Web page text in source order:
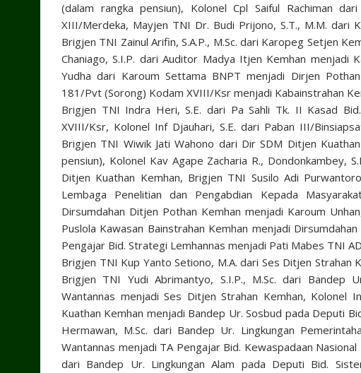
(dalam rangka pensiun), Kolonel Cpl Saiful Rachiman
XIII/Merdeka, Mayjen TNI Dr. Budi Prijono, S.T., M.M. dari
Brigjen TNI Zainul Arifin, S.A.P., M.Sc. dari Karopeg Setjen
Chaniago, S.I.P. dari Auditor Madya Itjen Kemhan
Yudha dari Karoum Settama BNPT menjadi Dirjen
181/Pvt (Sorong) Kodam XVIII/Ksr menjadi Kabainstrahan
Brigjen TNI Indra Heri, S.E. dari Pa Sahli Tk. II Kasad
XVIII/Ksr, Kolonel Inf Djauhari, S.E. dari Paban III/
Brigjen TNI Wiwik Jati Wahono dari Dir SDM Ditjen
pensiun), Kolonel Kav Agape Zacharia R., Dondonkambey,
Ditjen Kuathan Kemhan, Brigjen TNI Susilo Adi
Lembaga Penelitian dan Pengabdian Kepada
Dirsumdahan Ditjen Pothan Kemhan menjadi Karoum
Puslola Kawasan Bainstrahan Kemhan menjadi
Pengajar Bid. Strategi Lemhannas menjadi Pati Mabes TNI
Brigjen TNI Kup Yanto Setiono, M.A. dari Ses Ditjen Strahan
Brigjen TNI Yudi Abrimantyo, S.I.P., M.Sc. dari Bandep
Wantannas menjadi Ses Ditjen Strahan Kemhan,
Kuathan Kemhan menjadi Bandep Ur. Sosbud pada Deputi
Hermawan, M.Sc. dari Bandep Ur. Lingkungan
Wantannas menjadi TA Pengajar Bid. Kewaspadaan
dari Bandep Ur. Lingkungan Alam pada Deputi Bid.